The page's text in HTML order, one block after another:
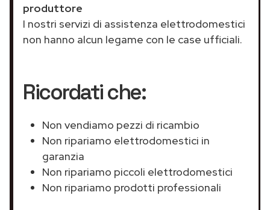
produttore
I nostri servizi di assistenza elettrodomestici
non hanno alcun legame con le case ufficiali.
Ricordati che:
Non vendiamo pezzi di ricambio
Non ripariamo elettrodomestici in
garanzia
Non ripariamo piccoli elettrodomestici
Non ripariamo prodotti professionali